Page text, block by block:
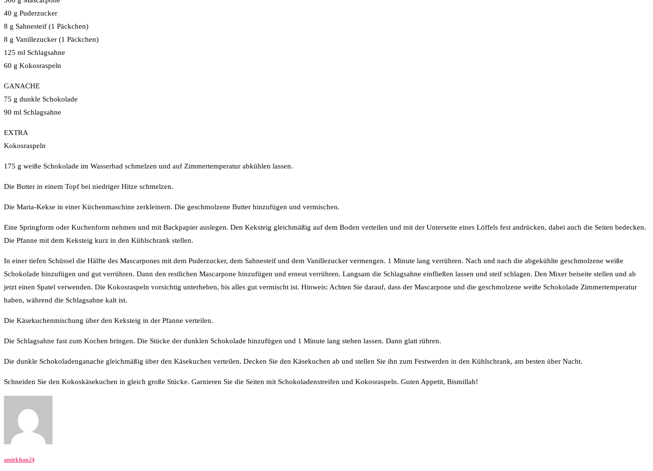
40 g Puderzucker
8 g Sahnesteif (1 Päckchen)
8 g Vanillezucker (1 Päckchen)
125 ml Schlagsahne
60 g Kokosraspeln
GANACHE
75 g dunkle Schokolade
90 ml Schlagsahne
EXTRA
Kokosraspeln
175 g weiße Schokolade im Wasserbad schmelzen und auf Zimmertemperatur abkühlen lassen.
Die Butter in einem Topf bei niedriger Hitze schmelzen.
Die Maria-Kekse in einer Küchenmaschine zerkleinern. Die geschmolzene Butter hinzufügen und vermischen.
Eine Springform oder Kuchenform nehmen und mit Backpapier auslegen. Den Keksteig gleichmäßig auf dem Boden verteilen und mit der Unterseite eines Löffels fest andrücken, dabei auch die Seiten bedecken.
Die Pfanne mit dem Keksteig kurz in den Kühlschrank stellen.
In einer tiefen Schüssel die Hälfte des Mascarpones mit dem Puderzucker, dem Sahnesteif und dem Vanillezucker vermengen. 1 Minute lang verrühren. Nach und nach die abgekühlte geschmolzene weiße
Schokolade hinzufügen und gut verrühren. Dann den restlichen Mascarpone hinzufügen und erneut verrühren. Langsam die Schlagsahne einfließen lassen und steif schlagen. Den Mixer beiseite stellen und ab
jetzt einen Spatel verwenden. Die Kokosraspeln vorsichtig unterheben, bis alles gut vermischt ist. Hinweis: Achten Sie darauf, dass der Mascarpone und die geschmolzene weiße Schokolade Zimmertemperatur
haben, während die Schlagsahne kalt ist.
Die Käsekuchenmischung über den Keksteig in der Pfanne verteilen.
Die Schlagsahne fast zum Kochen bringen. Die Stücke der dunklen Schokolade hinzufügen und 1 Minute lang stehen lassen. Dann glatt rühren.
Die dunkle Schokoladenganache gleichmäßig über den Käsekuchen verteilen. Decken Sie den Käsekuchen ab und stellen Sie ihn zum Festwerden in den Kühlschrank, am besten über Nacht.
Schneiden Sie den Kokoskäsekuchen in gleich große Stücke. Garnieren Sie die Seiten mit Schokoladenstreifen und Kokosraspeln. Guten Appetit, Bismillah!
amirkhan24